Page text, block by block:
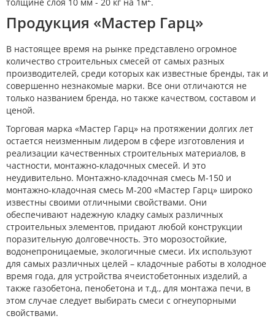
Продукция «Мастер Гарц»
В настоящее время на рынке представлено огромное
количество строительных смесей от самых разных
производителей, среди которых как известные бренды, так и
совершенно незнакомые марки. Все они отличаются не
только названием бренда, но также качеством, составом и
ценой.
Торговая марка «Мастер Гарц» на протяжении долгих лет
остается неизменным лидером в сфере изготовления и
реализации качественных строительных материалов, в
частности, монтажно-кладочных смесей. И это
неудивительно. Монтажно-кладочная смесь М-150 и
монтажно-кладочная смесь М-200 «Мастер Гарц» широко
известны своими отличными свойствами. Они
обеспечивают надежную кладку самых различных
строительных элементов, придают любой конструкции
поразительную долговечность. Это морозостойкие,
водонепроницаемые, экологичные смеси. Их используют
для самых различных целей – кладочные работы в холодное
время года, для устройства ячеистобетонных изделий, а
также газобетона, пенобетона и т.д., для монтажа печи, в
этом случае следует выбирать смеси с огнеупорными
свойствами.